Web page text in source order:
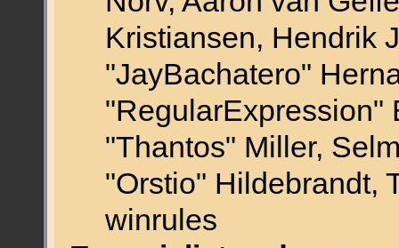
Kristiansen, Hendrik
"JayBachatero"
"RegularExpression"
"Thantos" Miller,
"Orstio" Hildebrandt,
winrules